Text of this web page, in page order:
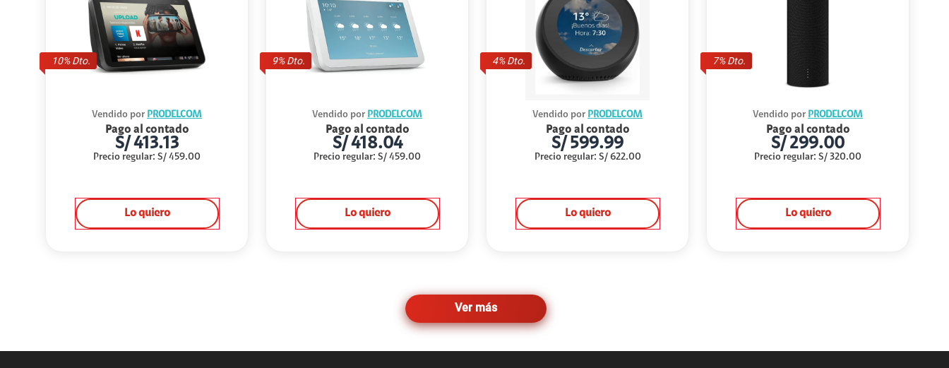
10% Dto.
Vendido por PRODELCOM
Pago al contado
S/413.13
Precio regular: S/ 459.00
Lo quiero
9% Dto.
Vendido por PRODELCOM
Pago al contado
S/418.04
Precio regular: S/ 459.00
Lo quiero
4% Dto.
Vendido por PRODELCOM
Pago al contado
S/ 599.99
Precio regular: S/ 622.00
Lo quiero
7% Dto.
Vendido por PRODELCOM
Pago al contado
S/ 299.00
Precio regular: S/ 320.00
Lo quiero
Ver más